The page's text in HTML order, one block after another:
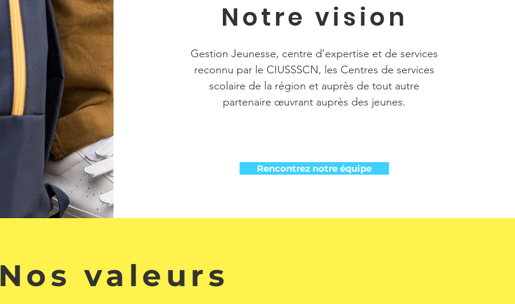
Notre vision
Gestion Jeunesse, centre d’expertise et de services
reconnu par le CIUSSSCN, les Centres de services
scolaire de la région et auprès de tout autre
partenaire œuvrant auprès des jeunes.
Rencontrez notre équipe
Nos valeurs